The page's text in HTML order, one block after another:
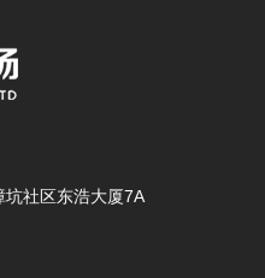
社区东浩大厦7A